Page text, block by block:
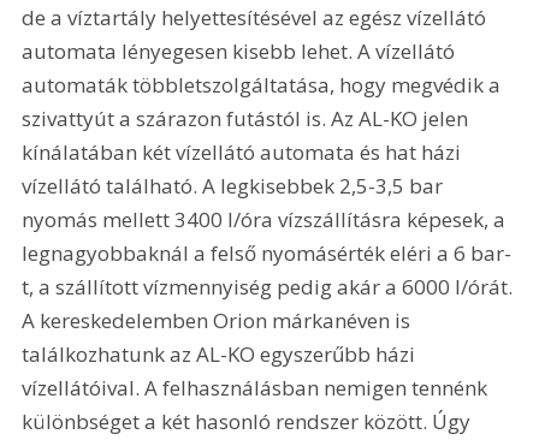
de a víztartály helyettesítésével az egész vízellátó
automata lényegesen kisebb lehet. A vízellátó
automaták többletszolgáltatása, hogy megvédik a
szivattyút a szárazon futástól is. Az AL-KO jelen
kínálatában két vízellátó automata és hat házi
vízellátó található. A legkisebbek 2,5-3,5 bar
nyomás mellett 3400 l/óra vízszállításra képesek, a
legnagyobbaknál a felső nyomásérték eléri a 6 bar-
t, a szállított vízmennyiség pedig akár a 6000 l/órát.
A kereskedelemben Orion márkanéven is
találkozhatunk az AL-KO egyszerűbb házi
vízellátóival. A felhasználásban nemigen tennénk
különbséget a két hasonló rendszer között. Úgy